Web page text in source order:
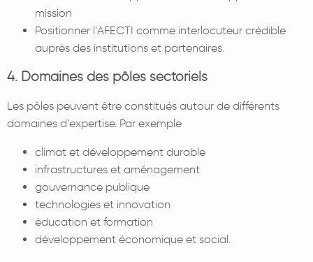
mission
Positionner l’AFECTI comme interlocuteur crédible
auprès des institutions et partenaires.
4. Domaines des pôles sectoriels
Les pôles peuvent être constitués autour de différents
domaines d’expertise. Par exemple
climat et développement durable
infrastructures et aménagement
gouvernance publique
technologies et innovation
éducation et formation
développement économique et social.